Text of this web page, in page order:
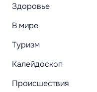
Здоровье
В мире
Туризм
Калейдоскоп
Происшествия